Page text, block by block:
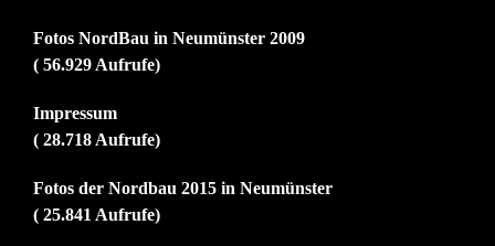
Fotos NordBau in Neumünster 2009
( 56.929 Aufrufe)
Impressum
( 28.718 Aufrufe)
Fotos der Nordbau 2015 in Neumünster
( 25.841 Aufrufe)